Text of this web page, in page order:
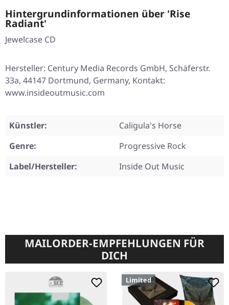
Hintergrundinformationen über 'Rise
Radiant'
Jewelcase CD
Hersteller: Century Media Records GmbH, Schäferstr.
33a, 44147 Dortmund, Germany, Kontakt:
www.insideoutmusic.com
Künstler:
Caligula's Horse
Genre:
Progressive Rock
Label/Hersteller:
Inside Out Music
MAILORDER-EMPFEHLUNGEN FÜR
DICH
Limited